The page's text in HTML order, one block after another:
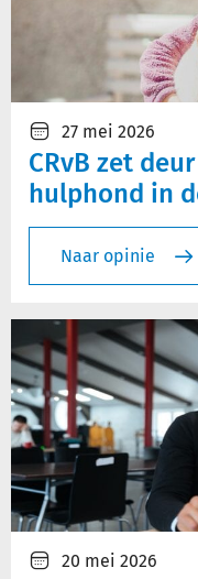
27 mei 2026
CRvB zet
hulphond in
Naar opinie
20 mei 2026